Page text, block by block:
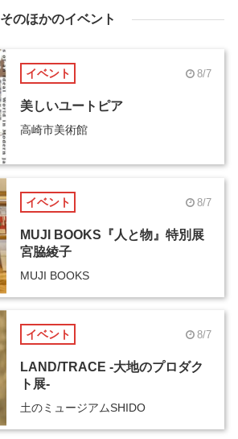
そのほかのイベント
イベント 8/7
美しいユートピア
高崎市美術館
イベント 8/7
MUJI BOOKS『人と物』特別展
宮脇綾子
MUJI BOOKS
イベント 8/7
LAND/TRACE -大地のプロダク
ト展-
土のミュージアムSHIDO